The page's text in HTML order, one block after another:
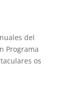
del
Programa
os